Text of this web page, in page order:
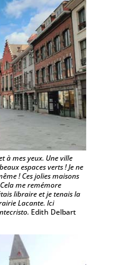
à mes yeux. Une ville
espaces verts ! Je ne
! Ces jolies maisons
me remémore
libraire et je tenais la
Lacante. Ici
Edith Delbart